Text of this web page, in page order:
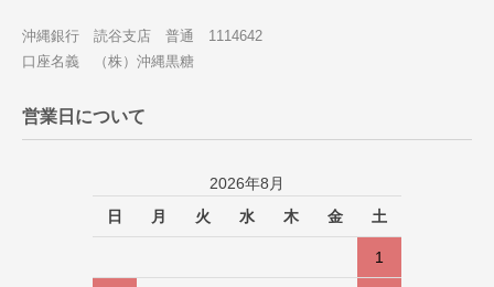
沖縄銀行 読谷支店 普通 1114642
口座名義 （株）沖縄黒糖
営業日について
2026年8月
日
月 火 水 木 金 土
1